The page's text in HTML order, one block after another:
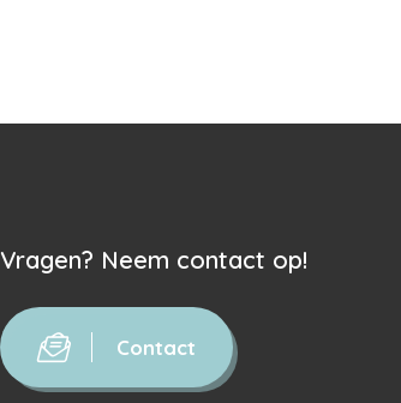
Vragen? Neem contact op!
Contact